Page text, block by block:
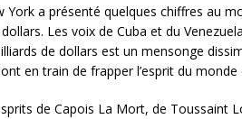
York a présenté quelques chiffres au
Les voix de Cuba et du
de dollars est un mensonge
en train de frapper l’esprit du
de Capois La Mort, de Toussaint